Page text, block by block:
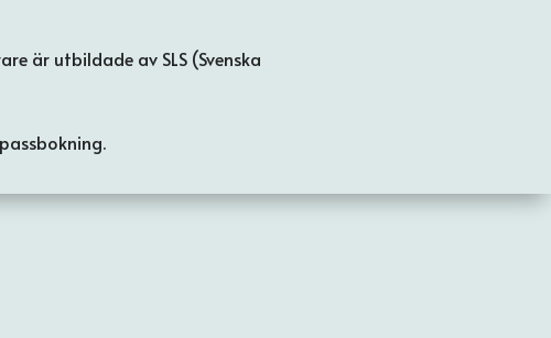
är utbildade av SLS (Svenska